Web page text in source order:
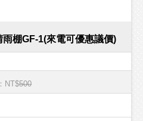
雨棚GF-1(來電可優惠議價)
NT$500